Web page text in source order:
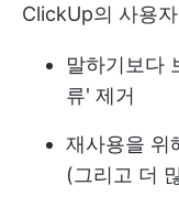
ClickUp의 사용
말하기보다
류' 제거
재사용을 위
(그리고 더